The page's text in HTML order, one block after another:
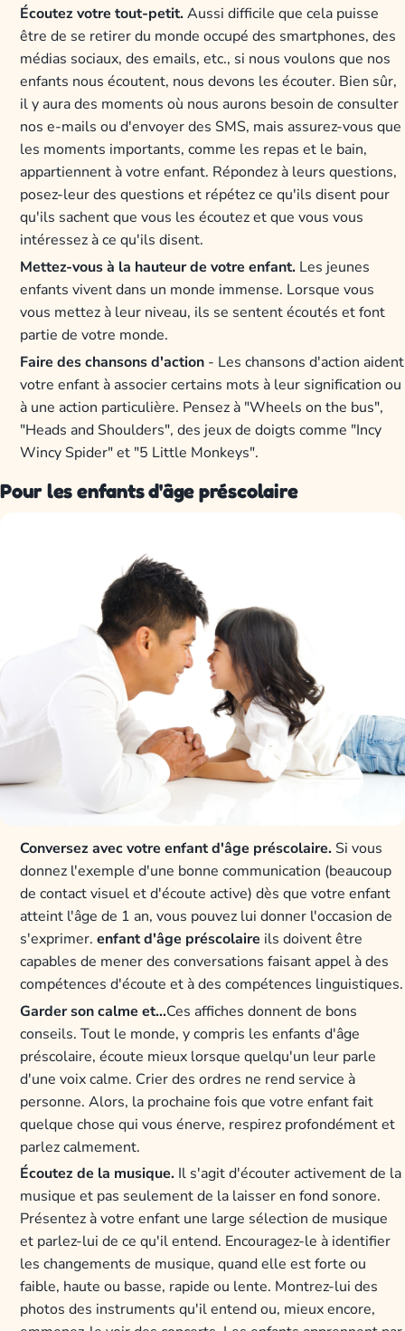
Écoutez votre tout-petit.Aussi difficile que cela puisse
être de se retirer du monde occupé des smartphones, des
médias sociaux, des emails, etc., si nous voulons que nos
enfants nous écoutent, nous devons les écouter. Bien sûr,
il y aura des moments où nous aurons besoin de consulter
nos e-mails ou d'envoyer des SMS, mais assurez-vous que
les moments importants, comme les repas et le bain,
appartiennent à votre enfant. Répondez à leurs questions,
posez-leur des questions et répétez ce qu'ils disent pour
qu'ils sachent que vous les écoutez et que vous vous
intéressez à ce qu'ils disent.
Mettez-vous à la hauteur de votre enfant. Les jeunes
enfants vivent dans un monde immense. Lorsque vous
vous mettez à leur niveau, ils se sentent écoutés et font
partie de votre monde.
Faire des chansons d'action - Les chansons d'action aident
votre enfant à associer certains mots à leur signification ou
à une action particulière. Pensez à "Wheels on the bus",
"Heads and Shoulders", des jeux de doigts comme "Incy
Wincy Spider" et "5 Little Monkeys".
Pour les enfants d'âge préscolaire
Conversez avec votre enfant d'âge préscolaire. Si vous
donnez l'exemple d'une bonne communication (beaucoup
de contact visuel et d'écoute active) dès que votre enfant
atteint l'âge de 1 an, vous pouvez lui donner l'occasion de
s'exprimer.enfant d'âge préscolaire ils doivent être
capables de mener des conversations faisant appel à des
compétences d'écoute et à des compétences linguistiques.
Garder son calme et...Ces affiches donnent de bons
conseils. Tout le monde, y compris les enfants d'âge
préscolaire, écoute mieux lorsque quelqu'un leur parle
d'une voix calme. Crier des ordres ne rend service à
personne. Alors, la prochaine fois que votre enfant fait
quelque chose qui vous énerve, respirez profondément et
parlez calmement.
Écoutez de la musique. Il s'agit d'écouter activement de la
musique et pas seulement de la laisser en fond sonore.
Présentez à votre enfant une large sélection de musique
et parlez-lui de ce qu'il entend. Encouragez-le à identifier
les changements de musique, quand elle est forte ou
faible, haute ou basse, rapide ou lente. Montrez-lui des
photos des instruments qu'il entend ou, mieux encore,